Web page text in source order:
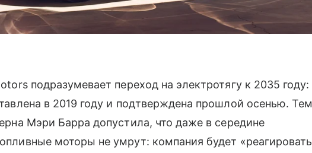
подразумевает переход на электротягу к 2035 году:
в 2019 году и подтверждена прошлой осенью. Тем
Мэри Барра допустила, что даже в середине
моторы не умрут: компания будет «реагировать